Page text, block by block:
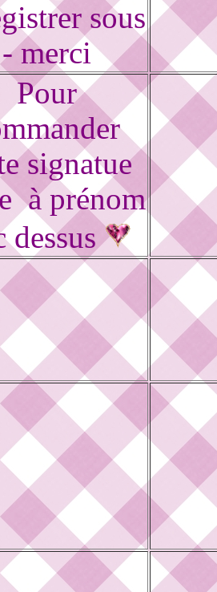
sous
- merci
Pour
signatue
à prénom
dessus